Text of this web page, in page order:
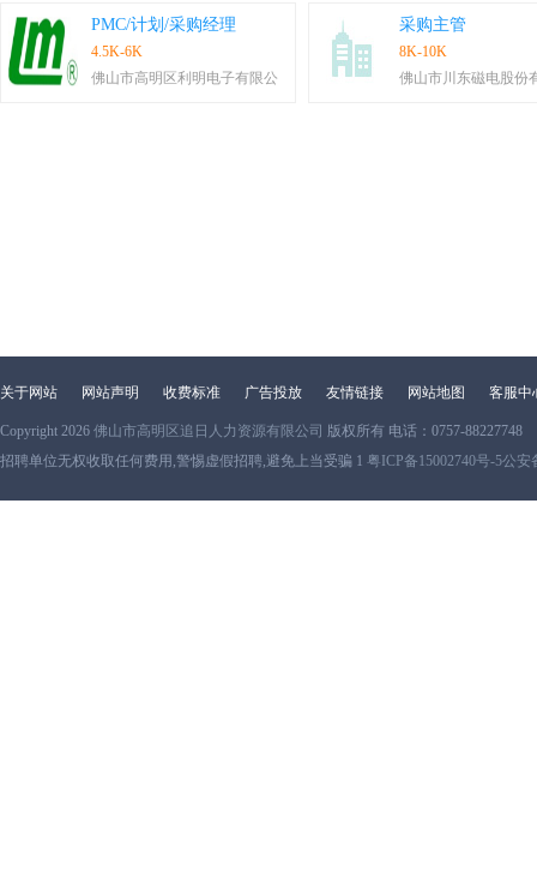
PMC/计划/采购经理
4.5K-6K
佛山市高明区利明电子有限公
采购主管
8K-10K
佛山市川东磁电股份
关于网站 网站声明 收费标准 广告投放 友情链接 网站地图 客服中
Copyright 2026 佛山市高明区追日人力资源有限公司 版权所有 电话：0757-88227748
招聘单位无权收取任何费用,警惕虚假招聘,避免上当受骗 1 粤ICP备15002740号-5公安